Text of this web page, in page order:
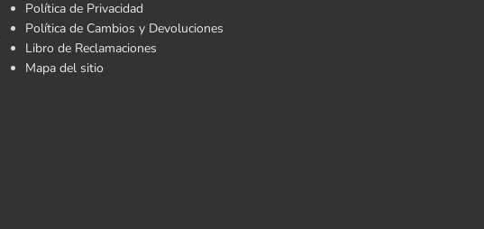
Política de Privacidad
Política de Cambios y Devoluciones
Libro de Reclamaciones
Mapa del sitio